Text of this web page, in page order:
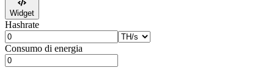
Widget
Hashrate
Consumo di energia